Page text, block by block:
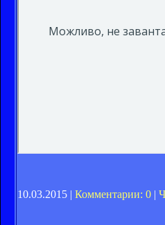
10.03.2015 | Комментарии: 0 |